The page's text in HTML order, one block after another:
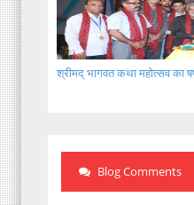
श्रीमद् भागवत कथा महोत्सव का
Blog Comments